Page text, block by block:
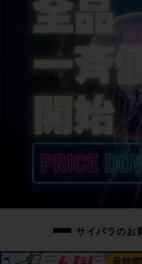
シートポスト
BONTRAGER AEOLUS PRO
中古：B（使用感少な目/小キズ、ヨゴレ
こちらの自転車は以下の確認を行ってお
変速：正常に動作します。
ブレーキ：正常に動作します。
フレーム、その他外観：バーテープにや
フレームやパーツに小傷や擦れがござ
サイパラのお